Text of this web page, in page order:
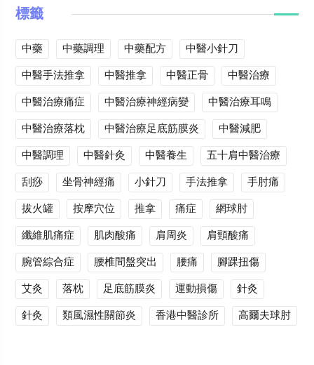
標籤
中藥 中藥調理 中藥配方
中醫小針刀
中醫手法推拿
中醫推拿 中醫正骨
中醫治療
中醫治療痛症
中醫治療神經病變
中醫治療耳鳴
中醫治療落枕
中醫治療足底筋膜炎
中醫減肥
中醫調理
中醫針灸 中醫養生
五十肩中醫治療
刮痧
坐骨神經痛 小針刀 手法推拿
手肘痛
拔火罐
按摩穴位 推拿 痛症
網球肘
纖維肌痛症
肌肉酸痛 肩周炎
肩頸酸痛
腕管綜合症
腰椎間盤突出 腰痛
腳踝扭傷
艾灸
落枕 足底筋膜炎 運動損傷
針灸
針灸
類風濕性關節炎 香港中醫診所 高爾夫球肘